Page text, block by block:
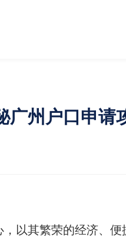
广州户口申
以其繁荣的经济、